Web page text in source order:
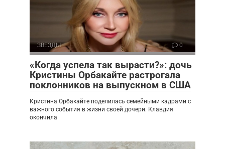
ЗВЕЗДЫ 0
«Когда успела так вырасти?»: дочь
Кристины Орбакайте растрогала
поклонников на выпускном в США
Кристина Орбакайте поделилась семейными кадрами с
важного события в жизни своей дочери. Клавдия
окончила